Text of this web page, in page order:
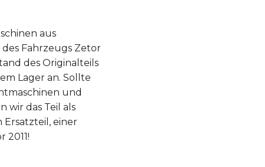
aus
Fahrzeugs Zetor
des Originalteils
Lager an. Sollte
und
wir das Teil als
Ersatzteil, einer